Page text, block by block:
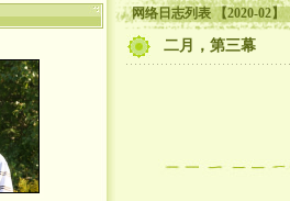
网络日志列表 【2020-02】
二月，第三幕